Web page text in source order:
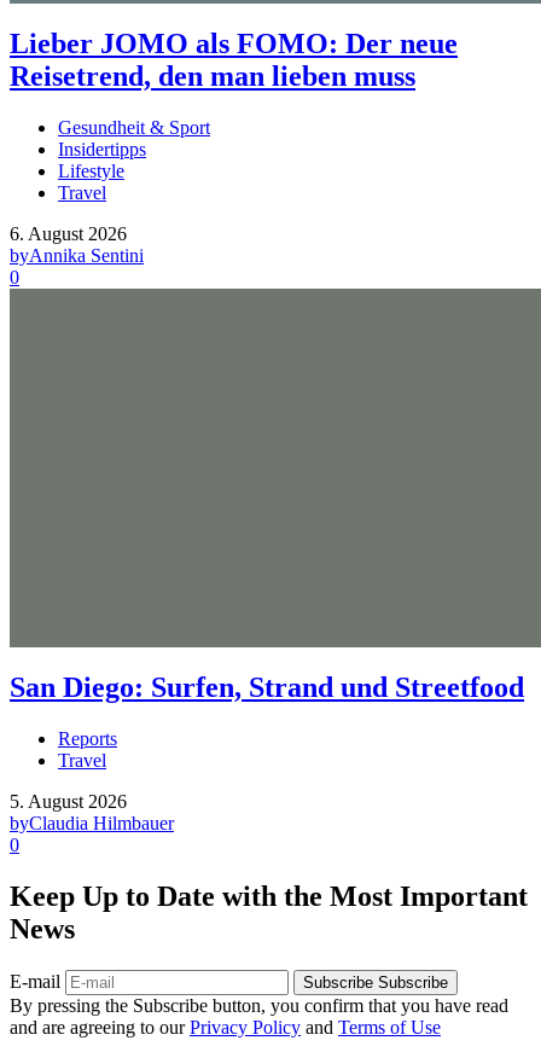
Lieber JOMO als FOMO: Der neue
Reisetrend, den man lieben muss
Gesundheit & Sport
Insidertipps
Lifestyle
Travel
6. August 2026
byAnnika Sentini
0
San Diego: Surfen, Strand und Streetfood
Reports
Travel
5. August 2026
byClaudia Hilmbauer
0
Keep Up to Date with the Most Important
News
E-mail Subscribe Subscribe
By pressing the Subscribe button, you confirm that you have read
and are agreeing to ourPrivacy Policy and Terms of Use